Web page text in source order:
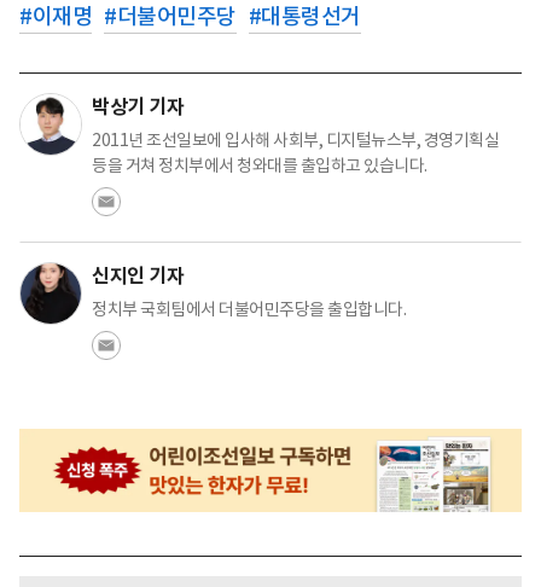
#이재명 #더불어민주당 #대통령선거
박상기 기자
2011년 조선일보에 입사해 사회부, 디지털뉴스부, 경영기획실
등을 거쳐 정치부에서 청와대를 출입하고 있습니다.
신지인 기자
정치부 국회팀에서 더불어민주당을 출입합니다.